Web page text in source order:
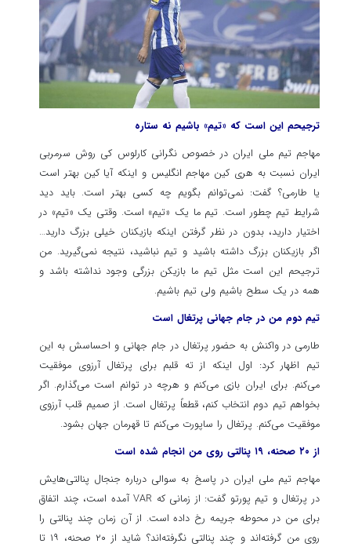
ترجیحم این است که «تیم» باشیم نه ستاره
مهاجم تیم ملی ایران در خصوص نگرانی کارلوس کی روش سرمربی
ایران نسبت به هری کین مهاجم انگلیس و اینکه آیا کین بهتر است
یا طارمی؟ گفت: نمی‌توانم بگویم چه کسی بهتر است. باید دید
شرایط تیم چطور است. تیم ما یک «تیم» است. وقتی یک «تیم» در
اختیار دارید، بدون در نظر گرفتن اینکه بازیکنان خیلی بزرگ دارید…
اگر بازیکنان بزرگ داشته باشید و تیم نباشید، نتیجه نمی‌گیرید. من
ترجیحم این است مثل تیم ما بازیکن بزرگی وجود نداشته باشد و
همه در یک سطح باشیم ولی تیم باشیم.
تیم دوم من در جام جهانی پرتغال است
طارمی در واکنش به حضور پرتغال در جام جهانی و احساسش به این
تیم اظهار کرد: اول اینکه از ته قلبم برای پرتغال آرزوی موفقیت
می‌کنم. برای ایران بازی می‌کنم و هرچه در توانم است می‌گذارم. اگر
بخواهم تیم دوم انتخاب کنم، قطعاً پرتغال است. از صمیم قلب آرزوی
موفقیت می‌کنم. پرتغال را ساپورت می‌کنم تا قهرمان جهان بشود.
از ۲۰ صحنه، ۱۹ پنالتی روی من انجام شده است
مهاجم تیم ملی ایران در پاسخ به سوالی درباره جنجال پنالتی‌هایش
در پرتغال و تیم پورتو گفت: از زمانی که VAR آمده است، چند اتفاق
برای من در محوطه جریمه رخ داده است. از آن زمان چند پنالتی را
روی من گرفته‌اند و چند پنالتی نگرفته‌اند؟ شاید از ۲۰ صحنه، ۱۹ تا